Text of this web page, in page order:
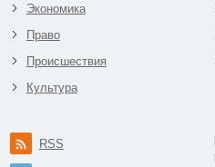
Экономика
Право
Происшествия
Культура
RSS